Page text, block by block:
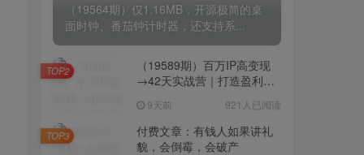
（19564期）仅1.16MB，开源极简的桌
面时钟、番茄钟计时器，还支持系...
（19589期）百万IP高变现
→42天实战营｜打造盈利赚
域转化批量成交积累客户案
例
9天前 921人已阅读
TOP2
付费文章：有钱人如果讲礼
貌，会倒霉，会破产
TOP3